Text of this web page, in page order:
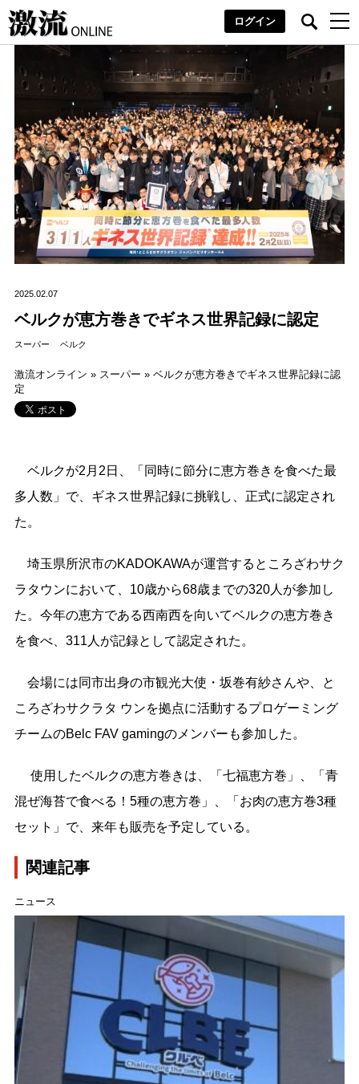
ログイン
2025.02.07
ベルクが恵方巻きでギネス世界記録に認定
スーパー ベルク
激流オンライン » スーパー » ベルクが恵方巻きでギネス世界記録に認
定
ベルクが2月2日、「同時に節分に恵方巻きを食べた最
多人数」で、ギネス世界記録に挑戦し、正式に認定され
た。
埼玉県所沢市のKADOKAWAが運営するところざわサク
ラタウンにおいて、10歳から68歳までの320人が参加し
た。今年の恵方である西南西を向いてベルクの恵方巻き
を食べ、311人が記録として認定された。
会場には同市出身の市観光大使・坂巻有紗さんや、と
ころざわサクラタ ウンを拠点に活動するプロゲーミング
チームのBelc FAV gamingのメンバーも参加した。
使用したベルクの恵方巻きは、「七福恵方巻」、「青
混ぜ海苔で食べる！5種の恵方巻」、「お肉の恵方巻3種
セット」で、来年も販売を予定している。
関連記事
ニュース